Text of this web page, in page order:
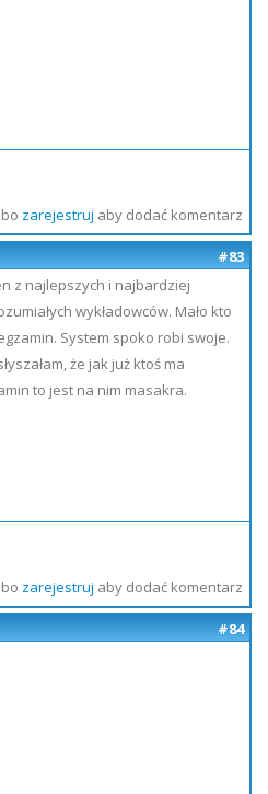
zarejestruj aby dodać komentarz
#83
z najlepszych i najbardziej
wykładowców. Mało kto
System spoko robi swoje.
że jak już ktoś ma
to jest na nim masakra.
zarejestruj aby dodać komentarz
#84